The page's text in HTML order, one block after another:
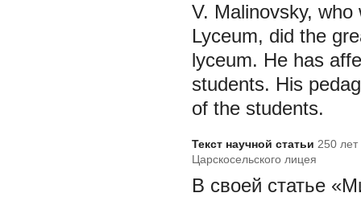
V. Malinovsky,
Lyceum, did the
lyceum. He has
students. His
of the students.
Текст научной статьи 250
Царскосельского лицея
В своей статье